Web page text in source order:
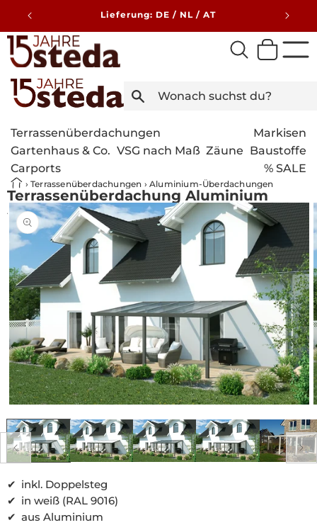
zum
Terrassenüberdachungen
Markisen
Gartenhaus & Co. VSG nach Maß Zäune Baustoffe
Carports
% SALE
› Terrassenüberdachungen › Aluminium-Überdachungen
Terrassenüberdachung Aluminium
500x350cm Doppelsteg weiß
Bild
ist
nun
in
der
Galerieansicht
verfügbar
1
in
Modal
öffnen
2
inkl. Doppelsteg
in weiß (RAL 9016)
aus Aluminium